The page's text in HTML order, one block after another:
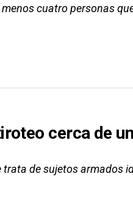
cuatro personas
cerca de
de sujetos armados